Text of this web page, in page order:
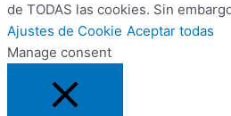
de TODAS las cookies. Sin
Ajustes de Cookie Aceptar todas
Manage consent